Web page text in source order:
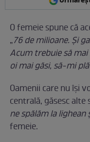
O femeie spune că
„76 de milioane. Și
Acum trebuie să
oi mai găsi, să-mi
Oamenii care nu își
centrală, găsesc alte
ne spălăm la lighean
femeie.